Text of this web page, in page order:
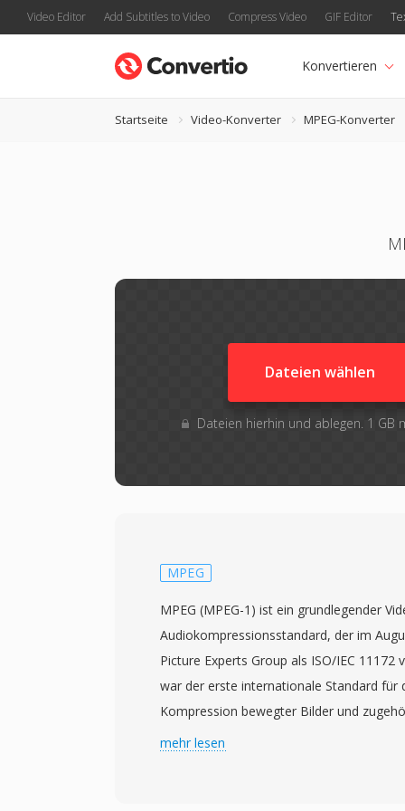
Video Editor Add Subtitles to Video Compress Video GIF Editor
Konvertieren
Startseite Video-Konverter MPEG-Konverter
Dateien wählen
Dateien hierhin und ablegen. 1
MPEG
MPEG (MPEG-1) ist ein grundlegender
Audiokompressionsstandard, der im
Picture Experts Group als ISO/IEC 11172
war der erste internationale Standard für
Kompression bewegter Bilder und
etablierte Prinzipien und Techniken, die
mehr lesen